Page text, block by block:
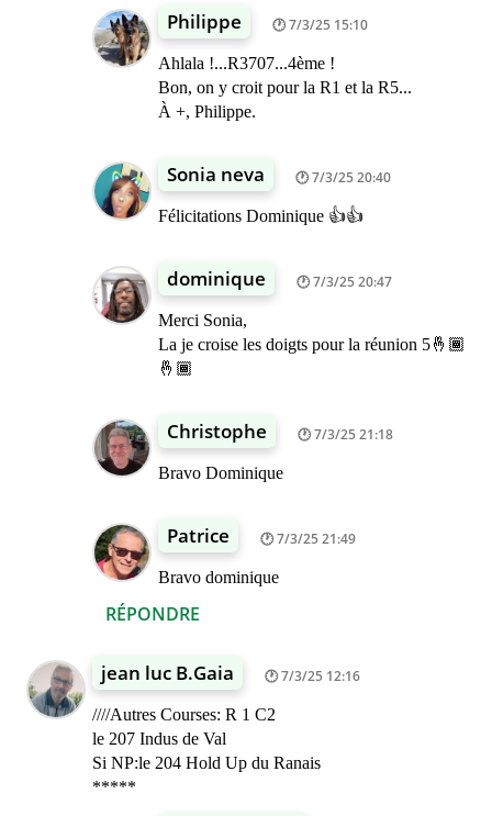
RÉPONDRE
Philippe 7/3/25 15:10
Ahlala !...R3707...4ème !
Bon, on y croit pour la R1 et la R5...
À +, Philippe.
Sonia neva 7/3/25 20:40
Félicitations Dominique 👍👍
dominique 7/3/25 20:47
Merci Sonia,
La je croise les doigts pour la réunion 5🤞🏾
🤞🏾
Christophe 7/3/25 21:18
Bravo Dominique
Patrice 7/3/25 21:49
Bravo dominique
jean luc B.Gaia 7/3/25 12:16
////Autres Courses: R 1 C2
le 207 Indus de Val
Si NP:le 204 Hold Up du Ranais
*****